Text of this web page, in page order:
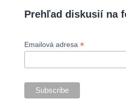
Prehľad diskusií na
Emailová adresa*